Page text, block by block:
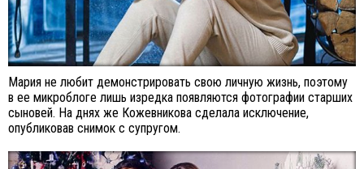
Мария не любит демонстрировать свою личную жизнь, поэтому
в ее микроблоге лишь изредка появляются фотографии старших
сыновей. На днях же Кожевникова сделала исключение,
опубликовав снимок с супругом.